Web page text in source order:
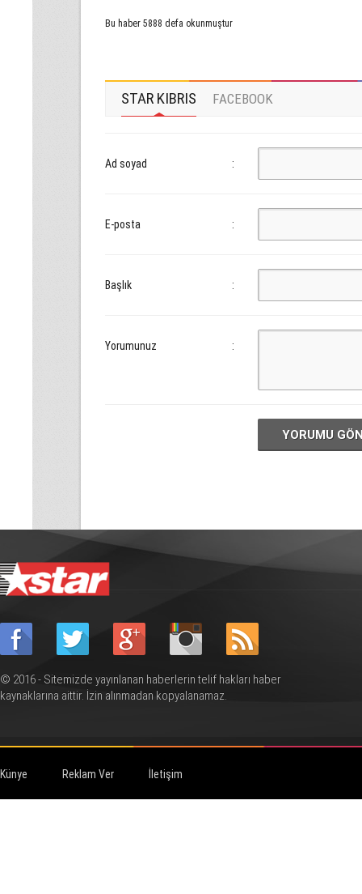
Bu haber 5888 defa okunmuştur
STAR KIBRIS FACEBOOK
Ad soyad :
E-posta :
Başlık :
Yorumunuz :
YORUMU
© 2016 - Sitemizde yayınlanan haberlerin telif hakları haber
kaynaklarına aittir. İzin alınmadan kopyalanamaz.
Künye Reklam Ver İletişim